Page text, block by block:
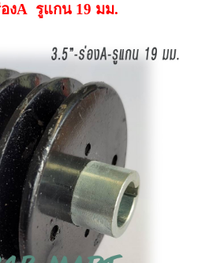
งA รูแกน 19 มม.